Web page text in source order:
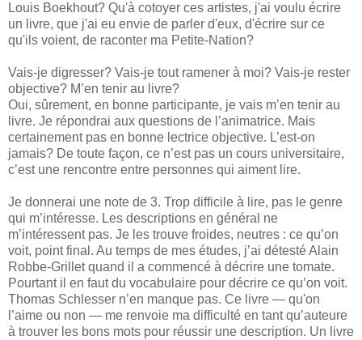
Louis Boekhout? Qu'à cotoyer ces artistes, j'ai voulu écrire
un livre, que j'ai eu envie de parler d'eux, d'écrire sur ce
qu'ils voient, de raconter ma Petite-Nation?
Vais-je digresser? Vais-je tout ramener à moi? Vais-je rester
objective? M’en tenir au livre?
Oui, sûrement, en bonne participante, je vais m’en tenir au
livre. Je répondrai aux questions de l’animatrice. Mais
certainement pas en bonne lectrice objective. L’est-on
jamais? De toute façon, ce n’est pas un cours universitaire,
c’est une rencontre entre personnes qui aiment lire.
Je donnerai une note de 3. Trop difficile à lire, pas le genre
qui m’intéresse. Les descriptions en général ne
m’intéressent pas. Je les trouve froides, neutres : ce qu’on
voit, point final. Au temps de mes études, j’ai détesté Alain
Robbe-Grillet quand il a commencé à décrire une tomate.
Pourtant il en faut du vocabulaire pour décrire ce qu’on voit.
Thomas Schlesser n’en manque pas. Ce livre — qu'on
l’aime ou non — me renvoie ma difficulté en tant qu’auteure
à trouver les bons mots pour réussir une description. Un livre